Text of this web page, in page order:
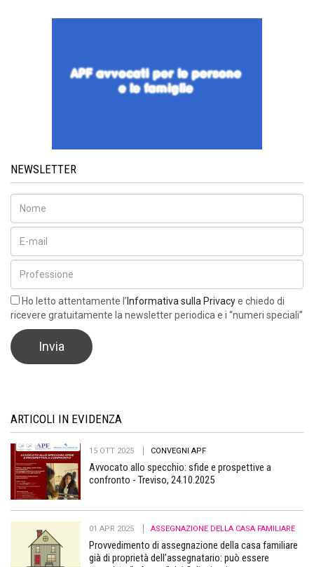
NEWSLETTER
Ho letto attentamente l’ Informativa sulla Privacye chiedo di
ricevere gratuitamente la newsletter periodica e i “numeri speciali”
ARTICOLI IN EVIDENZA
15 OTT 2025 CONVEGNI APF
Avvocato allo specchio: sfide e prospettive a
confronto - Treviso, 24.10.2025
01 APR 2025 ASSEGNAZIONE DELLA CASA FAMILIARE
Provvedimento di assegnazione della casa familiare
già di proprietà dell’assegnatario: può essere